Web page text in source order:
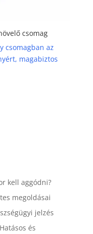
csomag
csomagban az
magabiztos
kell aggódni?
megoldásai
jelzés
és